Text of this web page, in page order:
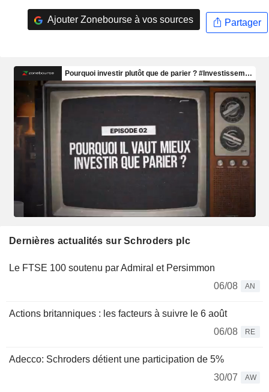
Ajouter Zonebourse à vos sources Partager
Dernières actualités sur Schroders plc
Le FTSE 100 soutenu par Admiral et Persimmon
06/08
AN
Actions britanniques : les facteurs à suivre le 6 août
06/08
RE
Adecco: Schroders détient une participation de 5%
30/07
AW